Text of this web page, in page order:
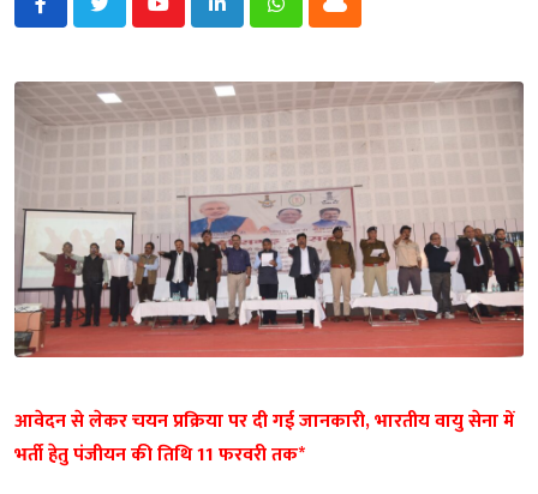
YoutubeLinkedInWhatsappCloud
आवेदन से लेकर चयन प्रक्रिया पर दी गई जानकारी, भारतीय वायु सेना में
भर्ती हेतु पंजीयन की तिथि 11 फरवरी तक*